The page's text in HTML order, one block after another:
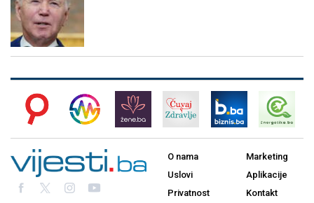
O nama
Uslovi
Privatnost
Marketing
Aplikacije
Kontakt